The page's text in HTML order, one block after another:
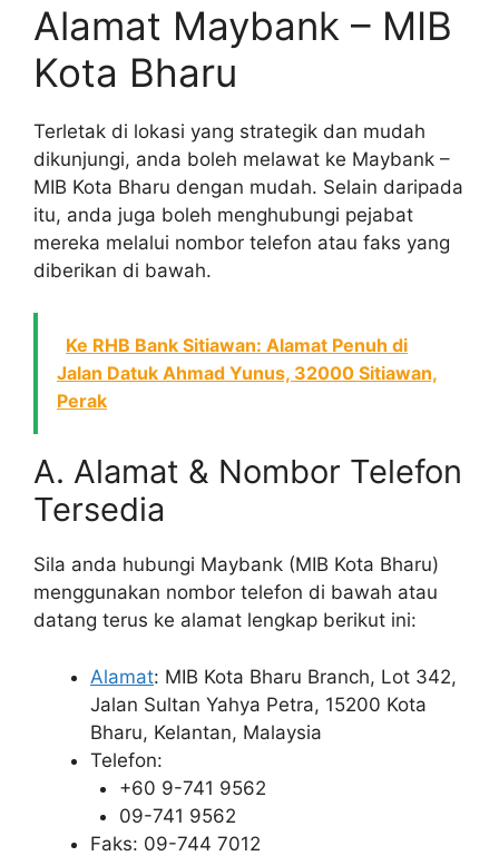
Alamat Maybank – MIB
Kota Bharu
Terletak di lokasi yang strategik dan mudah
dikunjungi, anda boleh melawat ke Maybank –
MIB Kota Bharu dengan mudah. Selain daripada
itu, anda juga boleh menghubungi pejabat
mereka melalui nombor telefon atau faks yang
diberikan di bawah.
Ke RHB Bank Sitiawan: Alamat Penuh di
Jalan Datuk Ahmad Yunus, 32000 Sitiawan,
Perak
A. Alamat & Nombor Telefon
Tersedia
Sila anda hubungi Maybank (MIB Kota Bharu)
menggunakan nombor telefon di bawah atau
datang terus ke alamat lengkap berikut ini:
Alamat: MIB Kota Bharu Branch, Lot 342,
Jalan Sultan Yahya Petra, 15200 Kota
Bharu, Kelantan, Malaysia
Telefon:
+60 9-741 9562
09-741 9562
Faks: 09-744 7012